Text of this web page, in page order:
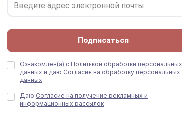
Подписаться
Ознакомлен(а) с Политикой обработки персональных
данных и даю Согласие на обработку персональных
данных
Даю Согласие на получение рекламных и
информационных рассылок